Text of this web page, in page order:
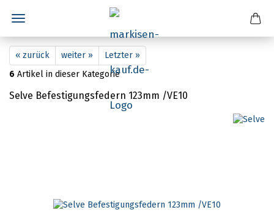
« zurück weiter »
Letzter »
6 Artikel in dieser Kategorie
Selve Befestigungsfedern 123mm /VE10